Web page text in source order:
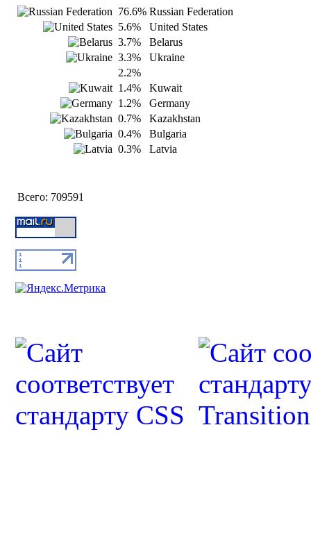
76.6% Russian Federation
5.6%
United States
3.7%
Belarus
3.3%
Ukraine
2.2%
1.4%
Kuwait
1.2%
Germany
0.7%
Kazakhstan
0.4%
Bulgaria
0.3%
Latvia
Всего: 709591